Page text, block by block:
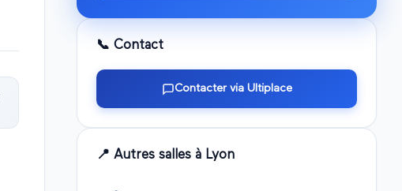
📞 Contact
Contacter via Ultiplace
📍 Autres salles à Lyon